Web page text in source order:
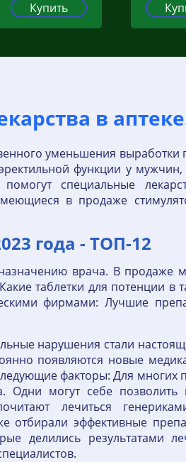
Купить
в
уменьшения
функции у
специальные
в продаже
года - ТОП-12
врача. В продаже
таблетки для потенции в
фирмами: Лучшие
нарушения стали
появляются новые
факторы: Для многих
Одни могут себе
лечиться
отбирали эффективные
делились результатами